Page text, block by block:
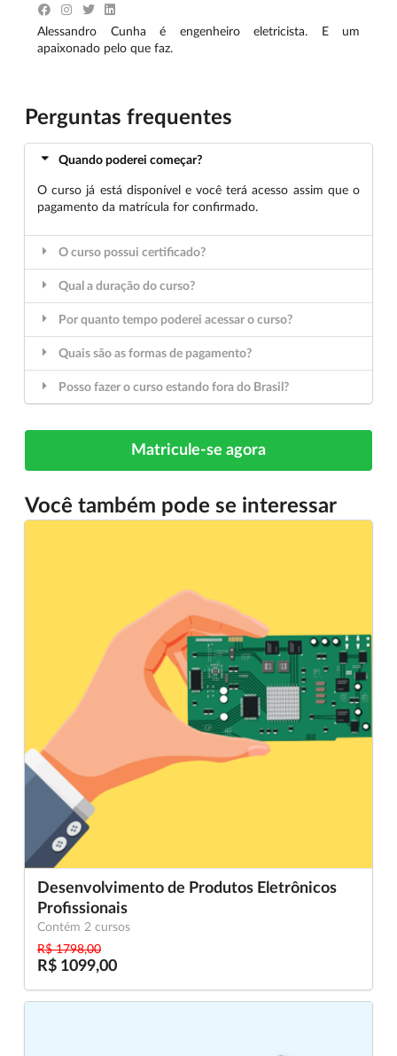
Exterior, bem como fazer a sugestão de alguns exercícios
para serem feitos pelos alunos após o treinamento.
Alessandro Cunha é engenheiro eletricista. E um
apaixonado pelo que faz.
Perguntas frequentes
Quando poderei começar?
O curso já está disponível e você terá acesso assim que o
pagamento da matrícula for confirmado.
O curso possui certificado?
Qual a duração do curso?
Por quanto tempo poderei acessar o curso?
Quais são as formas de pagamento?
Posso fazer o curso estando fora do Brasil?
Matricule-se agora
Você também pode se interessar
Desenvolvimento de Produtos Eletrônicos
Profissionais
Contém 2 cursos
R$ 1798,00
R$ 1099,00